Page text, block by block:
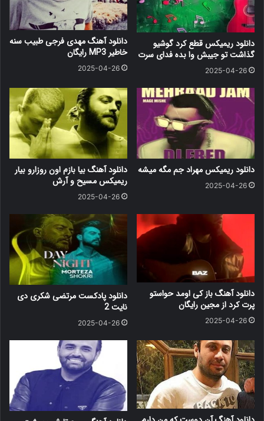
دانلود ریمیکس قطع کرد گوشیو
گذاشت تو جیبش وا بده فدای سرت
2025-04-26
دانلود آهنگ مهدی فرجی طبیب سنه
خاطیر MP3 رایگان
2025-04-26
دانلود ریمیکس مهراد جم مگه میشه
2025-04-26
دانلود آهنگ بیا بازم اون روزارو بیار
ریمیکس مسیح و آرش
2025-04-26
دانلود آهنگ باز کی اومد حواستو
پرت کرد از مجین رایگان
2025-04-26
دانلود پادکست مرتضی شکری دی
نایت 2
2025-04-26